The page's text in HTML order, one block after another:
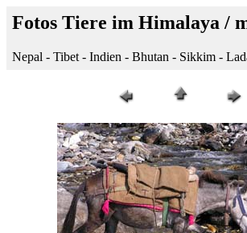
Fotos Tiere im Himalaya /
Nepal - Tibet - Indien - Bhutan - Sikkim -